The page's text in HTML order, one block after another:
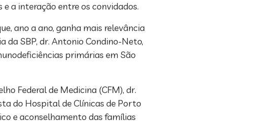
a interação entre os convidados.
ano a ano, ganha mais relevância
da SBP, dr. Antonio Condino-Neto,
primárias em São
Federal de Medicina (CFM), dr.
do Hospital de Clínicas de Porto
e aconselhamento das famílias